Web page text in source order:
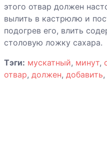
Пунш коньячный
Пунш
рождественский
Шведский глёг
этого отвар должен
вылить в кастрюлю и
подогрев его, влить
столовую ложку сахара.
Тэги: мускатный, минут,
отвар, должен, добавить,